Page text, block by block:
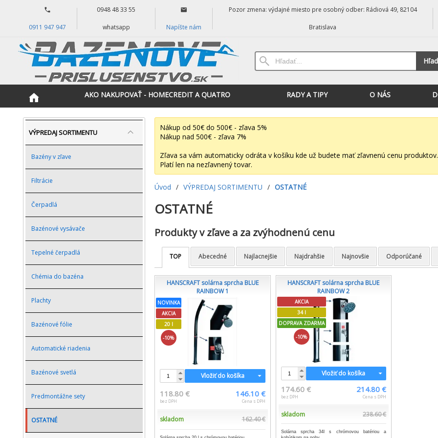
0911 947 947
0948 48 33 55
whatsapp Napíšte nám
Pozor zmena: výdajné miesto pre osobný odber: Rádiová 49, 82104
Bratislava
AKO NAKUPOVAŤ - HOMECREDIT A QUATRO RADY A TIPY O NÁS
VÝPREDAJ SORTIMENTU
Bazény v zľave
Filtrácie
Čerpadlá
Bazénové vysávače
Tepelné čerpadlá
Chémia do bazéna
Plachty
Bazénové fólie
Automatické riadenia
Bazénové svetlá
Predmontážne sety
OSTATNÉ
Nákup od 50€ do 500€ - zľava 5%
Nákup nad 500€ - zľava 7%
Zľava sa vám automaticky odráta v košíku kde už budete mať zľavnenú cenu produktov.
Platí len na nezľavnený tovar.
Úvod / VÝPREDAJ SORTIMENTU / OSTATNÉ
OSTATNÉ
Produkty v zľave a za zvýhodnenú cenu
TOP Abecedné Najlacnejšie Najdrahšie Najnovšie Odporúčané
HANSCRAFT solárna sprcha BLUE
RAINBOW 1
NOVINKA
AKCIA
20 l
-10%
Vložiť do košíka
118.80 €
bez DPH
146.10 €
Cena s DPH
skladom 162.40 €
HANSCRAFT solárna sprcha BLUE
RAINBOW 2
AKCIA
34 l
DOPRAVA ZDARMA
-10%
Vložiť do košíka
174.60 €
bez DPH
214.80 €
Cena s DPH
skladom 238.60 €
Solárna sprcha 34l s chrómovou batériou a